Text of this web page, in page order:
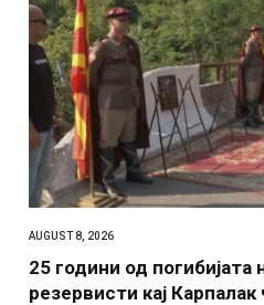
AUGUST 8, 2026
25 години од
резервисти кај Карпалак